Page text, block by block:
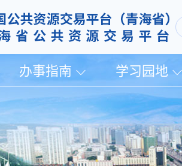
办事指南 学习园地